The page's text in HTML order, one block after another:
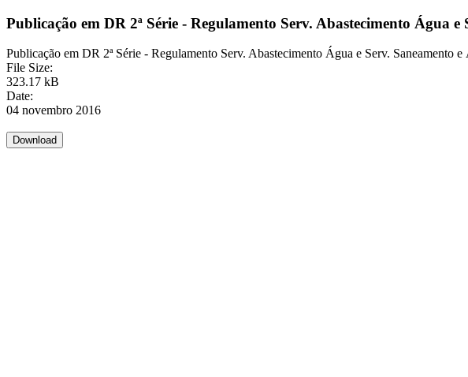
Publicação em DR 2ª Série - Regulamento Serv. Abastecimento Água
Publicação em DR 2ª Série - Regulamento Serv. Abastecimento Água e Serv.
File Size:
323.17 kB
Date:
04 novembro 2016